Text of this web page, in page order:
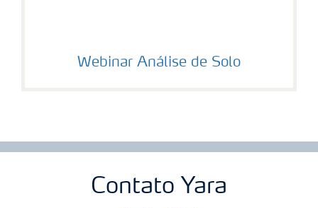
Webinar Análise de Solo
Contato Yara